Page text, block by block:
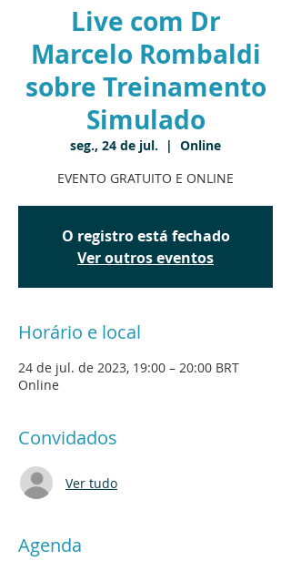
Live com Dr
Marcelo Rombaldi
sobre Treinamento
Simulado
seg., 24 de jul.
  |
Online
EVENTO GRATUITO E ONLINE
O registro está fechado
Ver outros eventos
Horário e local
24 de jul. de 2023, 19:00 – 20:00 BRT
Online
Convidados
Ver tudo
Agenda